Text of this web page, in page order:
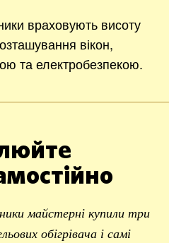
враховують висоту
вікон,
та електробезпекою.
майстерні купили три
обігрівача і самі